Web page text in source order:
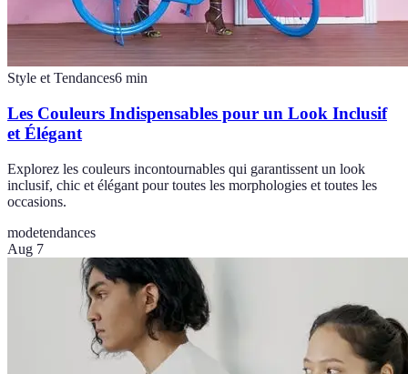
Style et Tendances6 min
Les Couleurs Indispensables pour un Look Inclusif
et Élégant
Explorez les couleurs incontournables qui garantissent un look
inclusif, chic et élégant pour toutes les morphologies et toutes les
occasions.
modetendances
Aug 7